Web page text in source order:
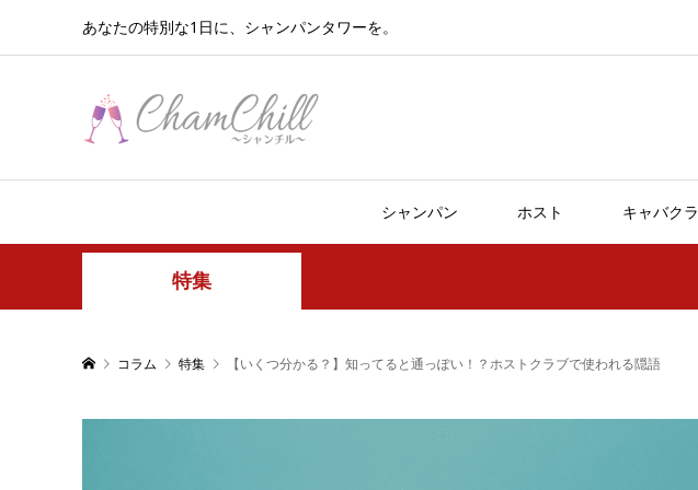
あなたの特別な1日に、シャンパンタワーを。
シャンパン ホスト キャバクラ
特集
コラム 特集 【いくつ分かる？】知ってると通っぽい！？ホストクラブで使われる隠語